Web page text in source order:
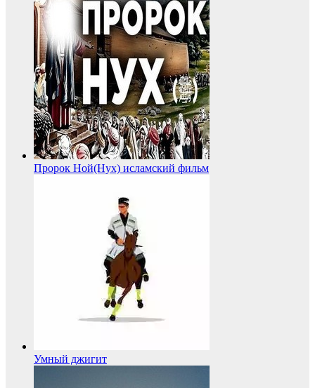
Пророк Ной(Нух) исламский фильм
Умный джигит